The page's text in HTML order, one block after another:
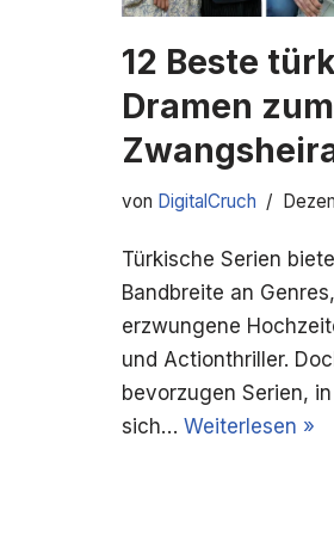
12 Beste
Dramen
von DigitalCruch
Türkische Serien
Bandbreite an
erzwungene
und Actionthriller.
bevorzugen Serien,
sich… Weiterlesen »